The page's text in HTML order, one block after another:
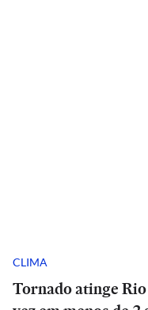
CLIMA
Tornado atinge